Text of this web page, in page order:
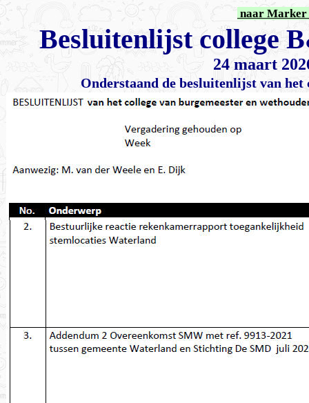
naar Marker
Besluitenlijst college
24 maart
Onderstaand de besluitenlijst van het